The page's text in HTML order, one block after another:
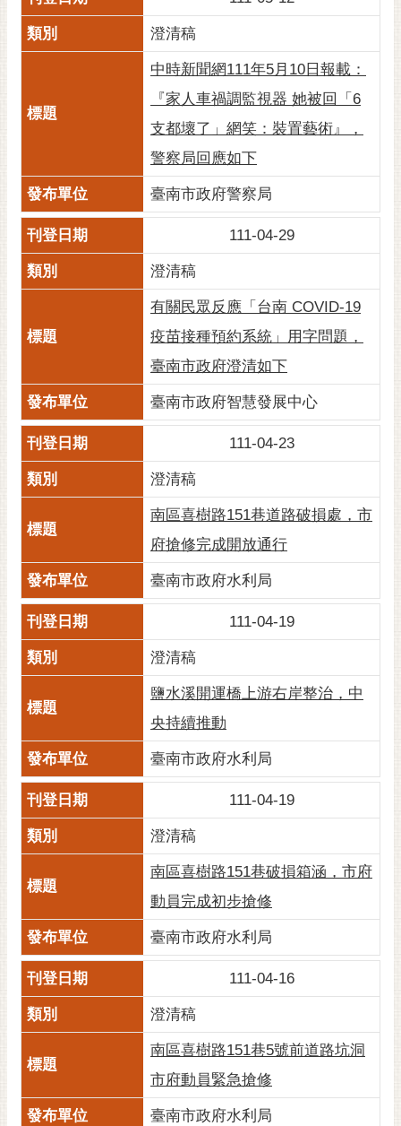
澄清稿
中時新聞網111年5月10日報載：
『家人車禍調監視器 她被回「6
支都壞了」網笑：裝置藝術』，
警察局回應如下
臺南市政府警察局
111-04-29
澄清稿
有關民眾反應「台南 COVID-19
疫苗接種預約系統」用字問題，
臺南市政府澄清如下
臺南市政府智慧發展中心
111-04-23
澄清稿
南區喜樹路151巷道路破損處，市
府搶修完成開放通行
臺南市政府水利局
111-04-19
澄清稿
鹽水溪開運橋上游右岸整治，中
央持續推動
臺南市政府水利局
111-04-19
澄清稿
南區喜樹路151巷破損箱涵，市府
動員完成初步搶修
臺南市政府水利局
111-04-16
澄清稿
南區喜樹路151巷5號前道路坑洞
市府動員緊急搶修
臺南市政府水利局